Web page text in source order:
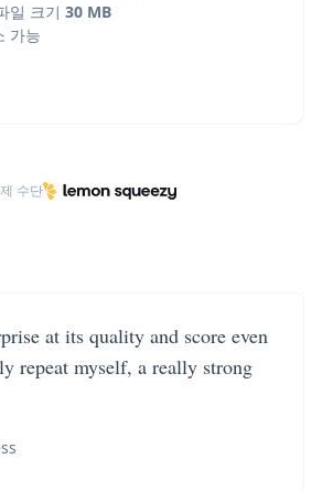
일 크기 30 MB
가능
수단
at its quality and score even
repeat myself, a really strong